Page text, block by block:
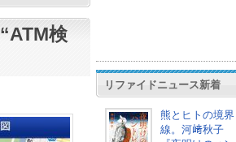
検
リファイドニュース新着
熊とヒトの境界
線。河﨑秋子